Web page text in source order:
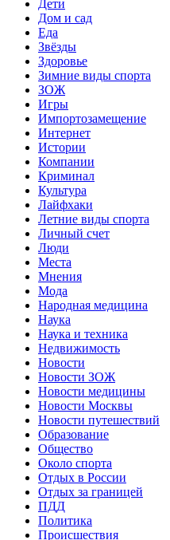
Дети
Дом и сад
Еда
Звёзды
Здоровье
Зимние виды спорта
ЗОЖ
Игры
Импортозамещение
Интернет
Истории
Компании
Криминал
Культура
Лайфхаки
Летние виды спорта
Личный счет
Люди
Места
Мнения
Мода
Народная медицина
Наука
Наука и техника
Недвижимость
Новости
Новости ЗОЖ
Новости медицины
Новости Москвы
Новости путешествий
Образование
Общество
Около спорта
Отдых в России
Отдых за границей
ПДД
Политика
Происшествия